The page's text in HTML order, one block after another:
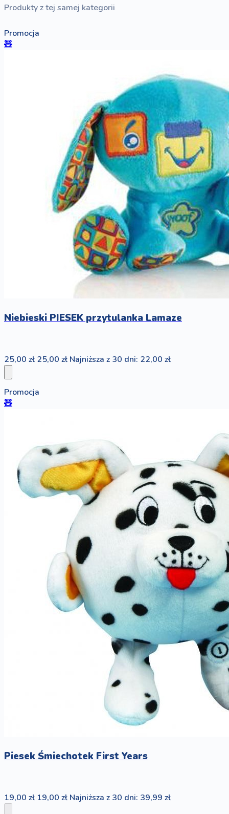
Produkty z tej samej kategorii
Promocja
🧸
Niebieski PIESEK przytulanka Lamaze
25,00 zł 25,00 zł Najniższa z 30 dni: 22,00 zł
Promocja
🧸
Piesek Śmiechotek First Years
19,00 zł 19,00 zł Najniższa z 30 dni: 39,99 zł